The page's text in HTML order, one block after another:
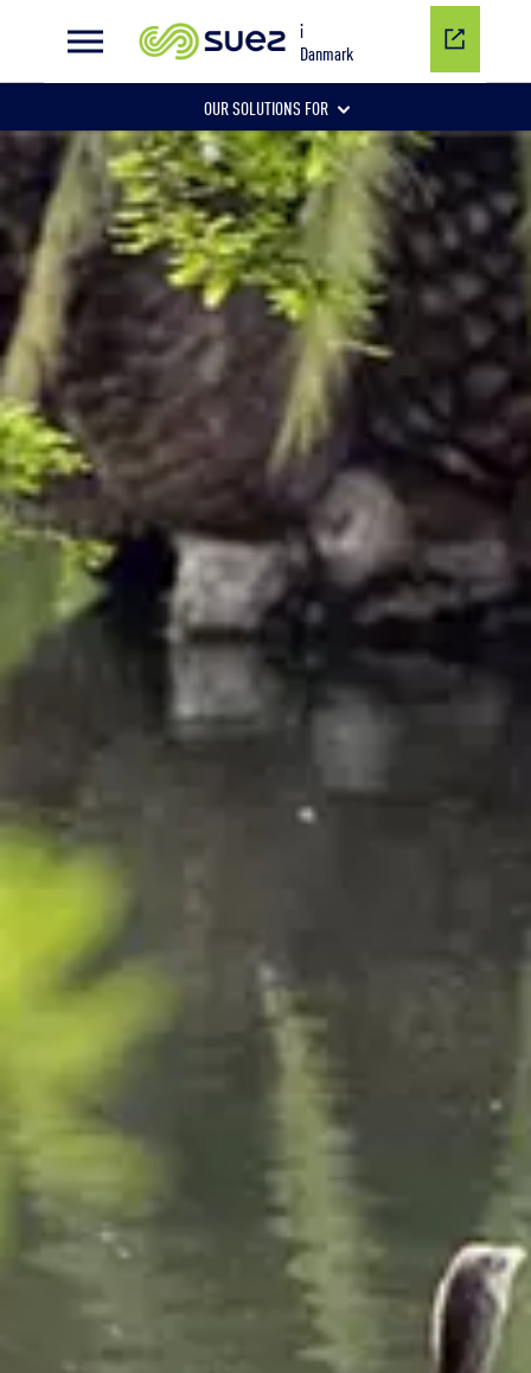
i
Danmark
Tertiær fosforfjernelse
OUR SOLUTIONS FOR
SPILDEVAND
DRIKKEVAND
INDUSTRIVAND